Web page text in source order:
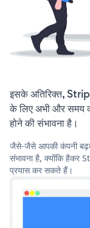
इसके अतिरिक्त,
के लिए अभी और समय
होने की संभावना है।
जैसे-जैसे आपकी कंपनी
संभावना है, क्योंकि हैकर
प्रयास कर सकते हैं।